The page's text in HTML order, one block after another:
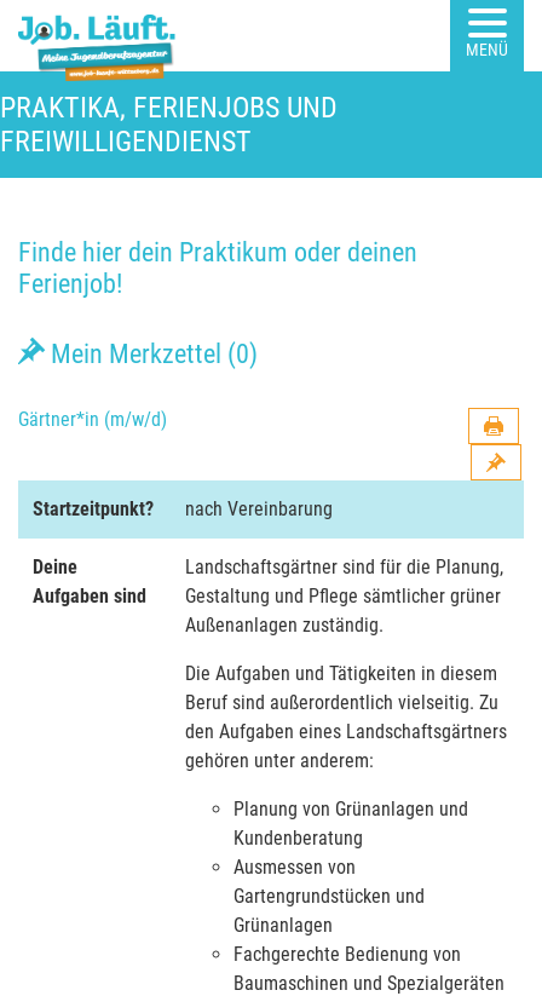
MENÜ
PRAKTIKA, FERIENJOBS UND
FREIWILLIGENDIENST
Finde hier dein Praktikum oder deinen
Ferienjob!
Mein Merkzettel (0)
Gärtner*in (m/w/d)
Startzeitpunkt? nach Vereinbarung
Deine
Aufgaben sind
Landschaftsgärtner sind für die Planung,
Gestaltung und Pflege sämtlicher grüner
Außenanlagen zuständig.
Die Aufgaben und Tätigkeiten in diesem
Beruf sind außerordentlich vielseitig. Zu
den Aufgaben eines Landschaftsgärtners
gehören unter anderem:
Planung von Grünanlagen und
Kundenberatung
Ausmessen von
Gartengrundstücken und
Grünanlagen
Fachgerechte Bedienung von
Baumaschinen und Spezialgeräten